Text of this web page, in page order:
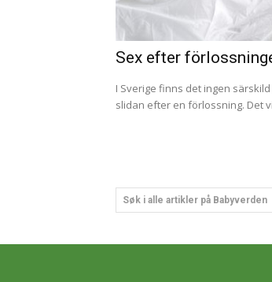
Sex efter
I Sverige finns det ingen
slidan efter en förlossning. Det
Søk i alle artikler på Babyverden